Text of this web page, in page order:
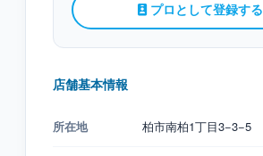
プロとして登録する
店舗基本情報
所在地 柏市南柏1丁目3−3−5